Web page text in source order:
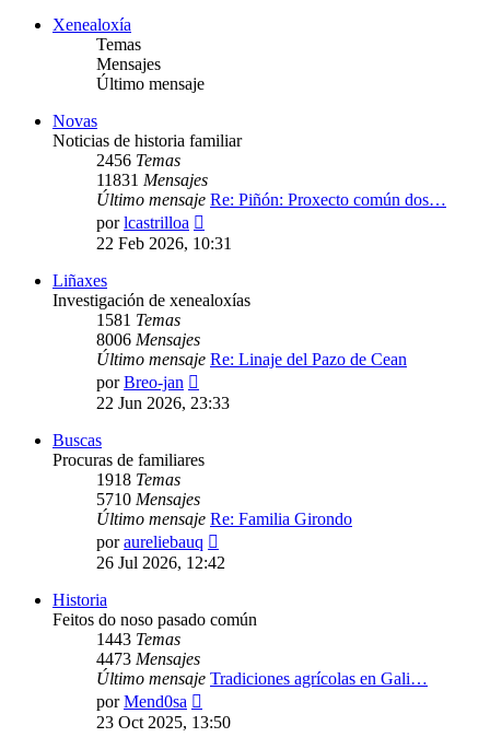
Xenealoxía
Temas
Mensajes
Último mensaje
Novas
Noticias de historia familiar
2456 Temas
11831 Mensajes
Último mensaje Re: Piñón: Proxecto común dos…
porlcastrilloa
último
22 Feb 2026, 10:31
Liñaxes
Investigación de xenealoxías
1581 Temas
8006 Mensajes
Último mensaje Re: Linaje del Pazo de Cean
porBreo-jan
último
22 Jun 2026, 23:33
Buscas
Procuras de familiares
1918 Temas
5710 Mensajes
Último mensaje Re: Familia Girondo
poraureliebauq
último
26 Jul 2026, 12:42
Historia
Feitos do noso pasado común
1443 Temas
4473 Mensajes
Último mensaje Tradiciones agrícolas en Gali…
porMend0sa
último
23 Oct 2025, 13:50